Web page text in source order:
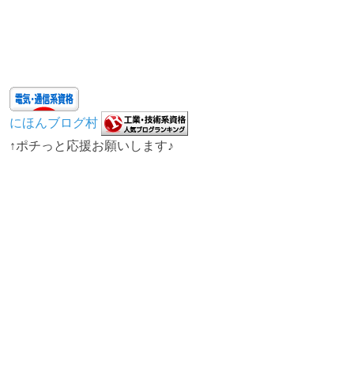
にほんブログ村
↑ポチっと応援お願いします♪